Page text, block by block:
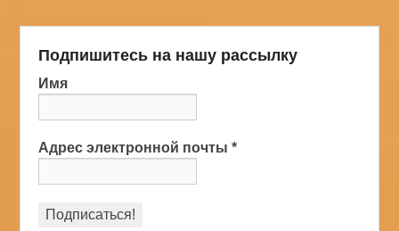
Подпишитесь на нашу рассылку
Имя
Адрес электронной почты*